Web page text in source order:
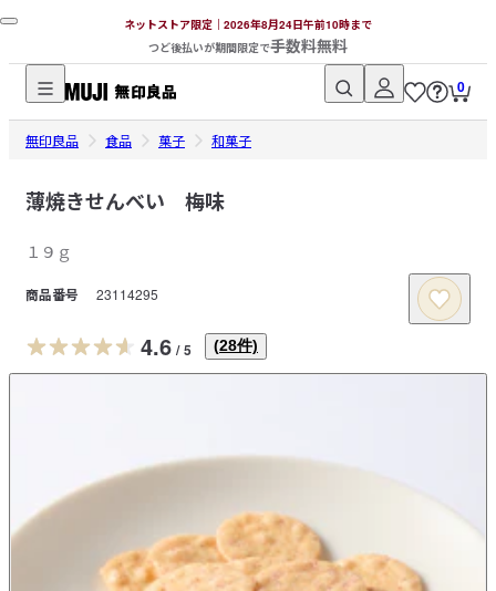
ネットストア限定｜2026年8月24日午前10時まで
つど後払いが期間限定で手数料無料
無
印
品
ッ
ス
ト
0
無印良品 食品 菓子 和菓子
薄焼きせんべい 梅味
１９ｇ
商品番号 23114295
4.6 / 5 (28件)